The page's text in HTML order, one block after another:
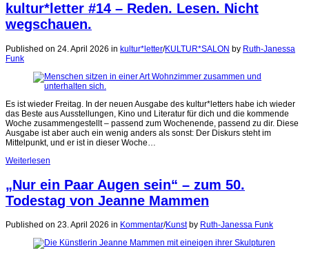
kultur*letter #14 – Reden. Lesen. Nicht
wegschauen.
Published on 24. April 2026 in kultur*letter/KULTUR*SALON by Ruth-Janessa
Funk
Es ist wieder Freitag. In der neuen Ausgabe des kultur*letters habe ich wieder
das Beste aus Ausstellungen, Kino und Literatur für dich und die kommende
Woche zusammengestellt – passend zum Wochenende, passend zu dir. Diese
Ausgabe ist aber auch ein wenig anders als sonst: Der Diskurs steht im
Mittelpunkt, und er ist in dieser Woche…
Weiterlesen
„Nur ein Paar Augen sein“ – zum 50.
Todestag von Jeanne Mammen
Published on 23. April 2026 in Kommentar/Kunst by Ruth-Janessa Funk